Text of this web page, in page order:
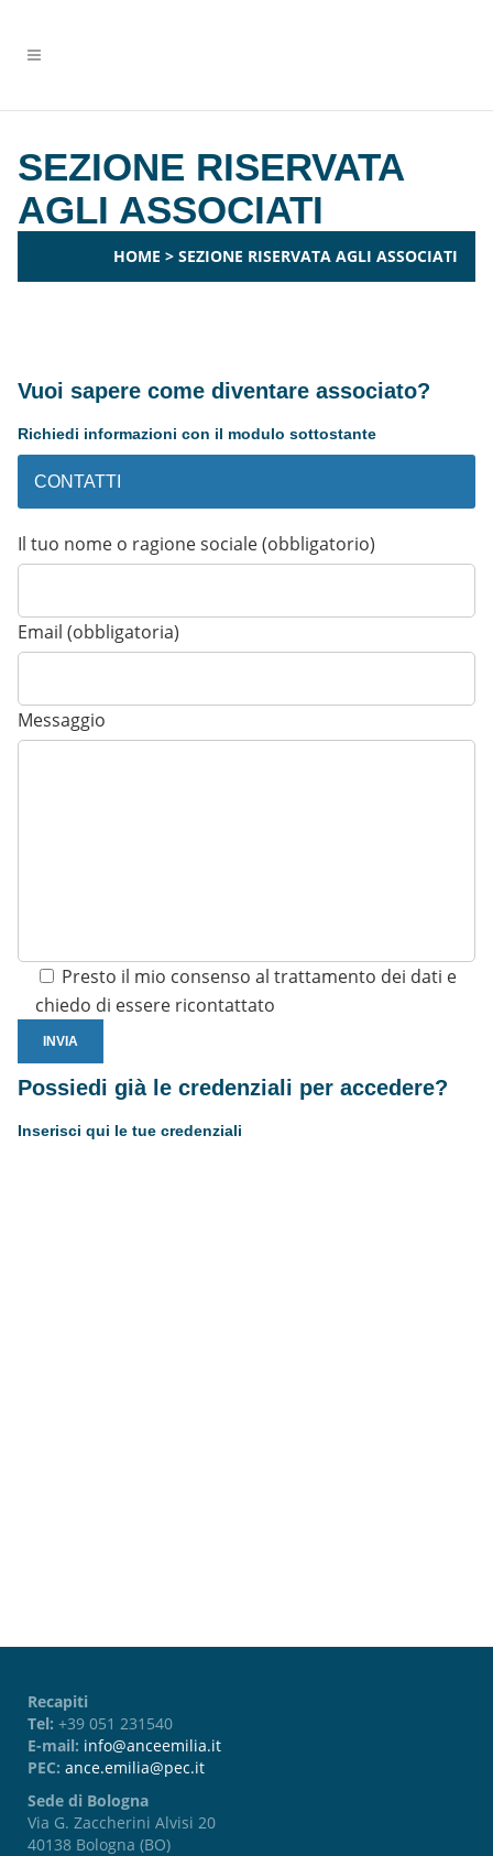
SEZIONE RISERVATA
AGLI ASSOCIATI
HOME > SEZIONE RISERVATA AGLI ASSOCIATI
Vuoi sapere come diventare associato?
Richiedi informazioni con il modulo sottostante
CONTATTI
Il tuo nome o ragione sociale (obbligatorio)
Email (obbligatoria)
Messaggio
Presto il mio consenso al trattamento dei dati e
chiedo di essere ricontattato
Possiedi già le credenziali per accedere?
Inserisci qui le tue credenziali
Recapiti
Tel: +39 051 231540
E-mail: info@anceemilia.it
PEC: ance.emilia@pec.it
Sede di Bologna
Via G. Zaccherini Alvisi 20
40138 Bologna (BO)